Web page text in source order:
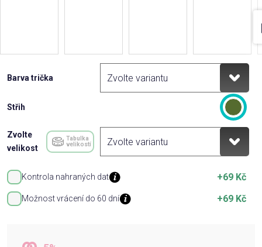
Barva trička
Střih
Zvolte
velikost
Tabulka
velikostí
Kontrola nahraných dat +69 Kč
Možnost vrácení do 60 dní +69 Kč